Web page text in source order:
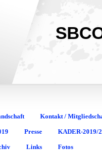
Kontakt /
Presse KADER-2019/
Links Fotos